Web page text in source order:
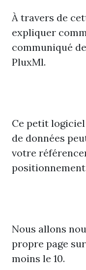
À travers de
expliquer
communiqué
PluxMl.
Ce petit
de données
votre
Nous allons
propre page
moins le 10.